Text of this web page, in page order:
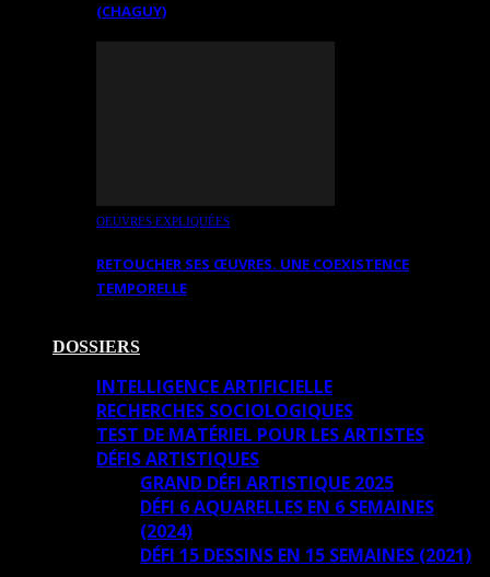
(CHAGUY)
OEUVRES EXPLIQUÉES
RETOUCHER SES ŒUVRES. UNE COEXISTENCE
TEMPORELLE
DOSSIERS
INTELLIGENCE ARTIFICIELLE
RECHERCHES SOCIOLOGIQUES
TEST DE MATÉRIEL POUR LES ARTISTES
DÉFIS ARTISTIQUES
GRAND DÉFI ARTISTIQUE 2025
DÉFI 6 AQUARELLES EN 6 SEMAINES
(2024)
DÉFI 15 DESSINS EN 15 SEMAINES (2021)